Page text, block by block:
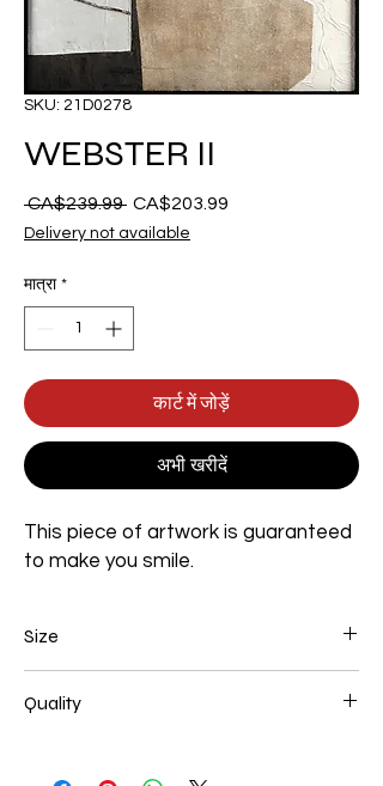
SKU: 21D0278
WEBSTER II
CA$239.99 नियमित
मूल्य
CA$203.99
Delivery not available
मात्रा *
कार्ट में जोड़ें
अभी खरीदें
This piece of artwork is guaranteed
to make you smile.
Size
35mm
Quality